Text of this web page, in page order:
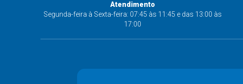
Atendimento
Segunda-feira à Sexta-feira: 07:45 às 11:45 e das 13:00 às
17:00